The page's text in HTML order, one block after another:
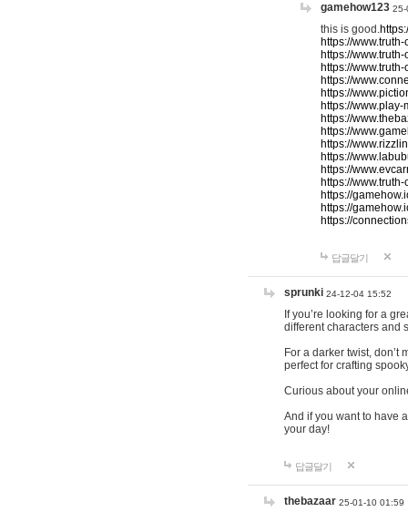
gamehow123 25-
this is good.
https://
https://
https://
https://
https://
https://
https://
https://
https://
https://
https://
https://
https://
https://
https://
답글달기
sprunki 24-12-04 15:52
If you’re looking for a
different characters and
For a darker twist, don’t
perfect for crafting
Curious about your
And if you want to have
your day!
답글달기
thebazaar 25-01-10 01:59